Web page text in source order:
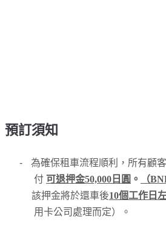
預訂須知
-
為確保租車流程順利，所有顧
付 可退押金50,000日圓 。
（
該押金將於還車後10個工作日
用卡公司處理而定）。